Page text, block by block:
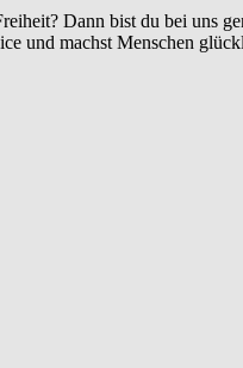
Dann bist du bei uns
und machst Menschen